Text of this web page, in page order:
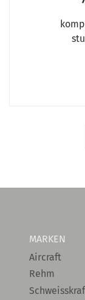
MARKEN
Aircraft
Rehm